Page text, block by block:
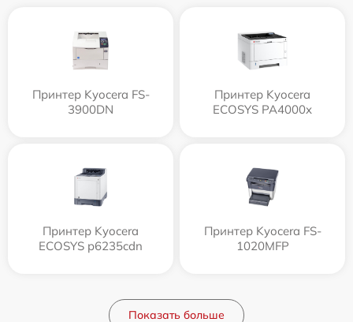
Принтер Kyocera FS-
3900DN
Принтер Kyocera
ECOSYS PA4000x
Принтер Kyocera
ECOSYS p6235cdn
Принтер Kyocera FS-
1020MFP
Показать больше